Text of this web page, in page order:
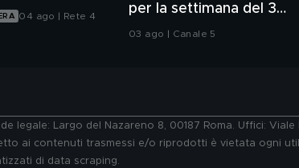
04 ago | Rete 4
per la settimana del 3
agosto
03 ago | Canale 5
legale: Largo del Nazareno 8, 00187 Roma. Uffici:
ai contenuti trasmessi e/o riprodotti è vietata ogni
di data scraping.